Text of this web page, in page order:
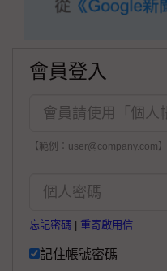
會員登入
【範例：user@company.com】
忘記密碼 重寄啟用信
記住帳號密碼